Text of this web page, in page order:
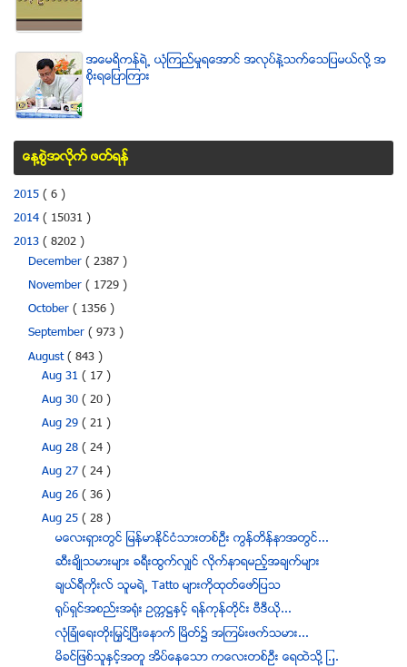
အေမရိကန္ရဲ႕ ယံုၾကည္မႈရေအာင္ အလုပ္နဲ႔သက္ေသျပမယ္လုိ႔ အ
စုိးရေျပာၾကား
ေန႔စြဲအလိုက္ ဖတ္ရန္
2015 ( 6 )
2014 ( 15031 )
2013 ( 8202 )
December ( 2387 )
November ( 1729 )
October ( 1356 )
September ( 973 )
August( 843 )
Aug 31( 17 )
Aug 30( 20 )
Aug 29( 21 )
Aug 28( 24 )
Aug 27( 24 )
Aug 26( 36 )
Aug 25( 28 )
မေလးရွားတြင္ ျမန္မာႏိုင္ငံသားတစ္ဦး ကြန္တိန္နာအတြင္...
ဆီးခ်ိဳသမားမ်ား ခရီးထြက္လွ်င္ လိုက္နာရမည့္အခ်က္မ်ား
ခ်ယ္ရီကုိးလ္ သူမရဲ႕ Tatto မ်ားကုိထုတ္ေဖာ္ျပသ
႐ုပ္ရွင္အစည္းအ႐ုံး ဥကၠ႒ႏွင့္ ရန္ကုန္တိုင္း ဗီဒီယို...
လံုျခံဳေရးတိုးျမႇင္႔ၿပီးေနာက္ ျမိတ္၌ အၾကမ္းဖက္သမား...
မိခင္ျဖစ္သူႏွင့္အတူ အိပ္ေနေသာ ကေလးတစ္ဦး ေရထဲသို႔ ျ...